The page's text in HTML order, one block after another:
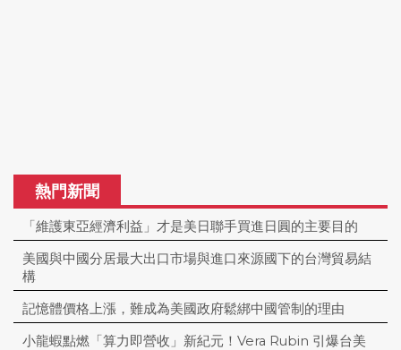
熱門新聞
「維護東亞經濟利益」才是美日聯手買進日圓的主要目的
美國與中國分居最大出口市場與進口來源國下的台灣貿易結
構
記憶體價格上漲，難成為美國政府鬆綁中國管制的理由
小龍蝦點燃「算力即營收」新紀元！Vera Rubin 引爆台美